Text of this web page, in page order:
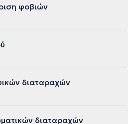
φοβιών
διαταραχών
διαταραχών